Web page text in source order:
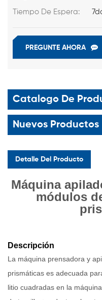
Tiempo De Espera:
PREGUNTE AHORA
Catalogo De
Nuevos Productos
Detalle Del Producto
Máquina
módulos
Descripción
La máquina prensadora y
prismáticas es adecuada
litio cuadradas en la